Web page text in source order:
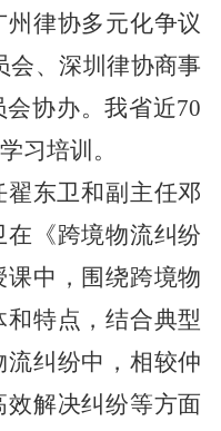
州律协多元化争议
会、深圳律协商事
会协办。我省近70
习培训。
东卫和副主任邓
在《跨境物流纠纷
课中，围绕跨境物
和特点 ，结合典型
流纠纷中，相较仲
解决纠纷等方面